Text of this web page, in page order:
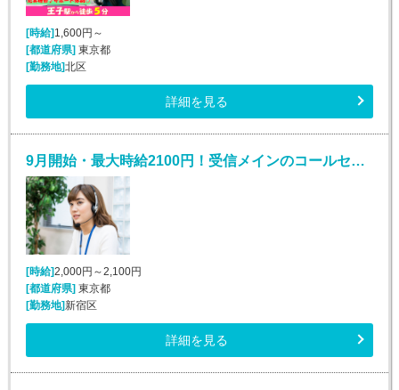
[時給] 1,600円～
[都道府県] 東京都
[勤務地]北区
詳細を見る
9月開始・最大時給2100円！受信メインのコールセンター/新宿
[時給]2,000円～2,100円
[都道府県]東京都
[勤務地]新宿区
詳細を見る